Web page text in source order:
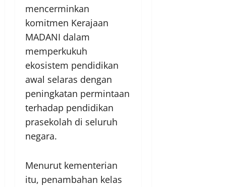
mencerminkan
komitmen Kerajaan
MADANI dalam
memperkukuh
ekosistem pendidikan
awal selaras dengan
peningkatan permintaan
terhadap pendidikan
prasekolah di seluruh
negara.
Menurut kementerian
itu, penambahan kelas